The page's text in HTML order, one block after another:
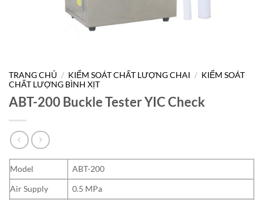
TRANG CHỦ / KIỂM SOÁT CHẤT LƯỢNG CHAI / KIỂM SOÁT
CHẤT LƯỢNG BÌNH XỊT
ABT-200 Buckle Tester YIC Check
Model
ABT-200
Air Supply
0.5 MPa